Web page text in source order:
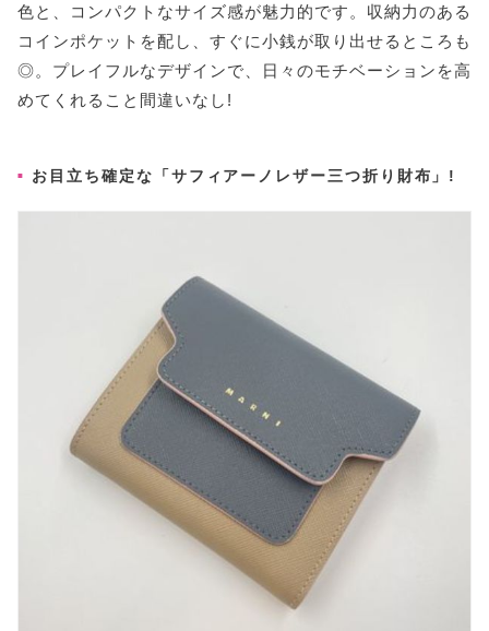
色と、コンパクトなサイズ感が魅力的です。収納力のある
コインポケットを配し、すぐに小銭が取り出せるところも
◎。プレイフルなデザインで、日々のモチベーションを高
めてくれること間違いなし!
お目立ち確定な「サフィアーノレザー三つ折り財布」!